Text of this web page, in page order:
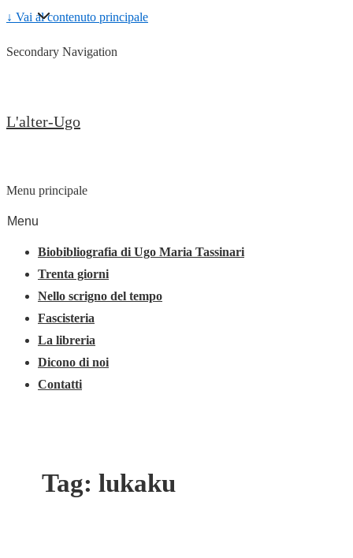
↓ Vai al contenuto principale
Secondary Navigation
L'alter-Ugo
Menu principale
Menu
Biobibliografia di Ugo Maria Tassinari
Trenta giorni
Nello scrigno del tempo
Fascisteria
La libreria
Dicono di noi
Contatti
Tag: lukaku